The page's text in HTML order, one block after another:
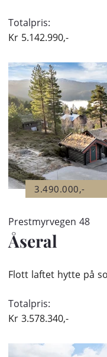
Totalpris:
Kr 5.142.990,-
3.490.000,-
Prestmyrvegen 48
Åseral
Flott laftet hytte på
Totalpris:
Kr 3.578.340,-